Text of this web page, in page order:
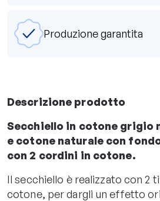
Produzione garantita
Descrizione prodotto
Secchiello in cotone grigio
e cotone naturale con
con 2 cordini in cotone.
Il secchiello è realizzato con 2
cotone, per dargli un effetto